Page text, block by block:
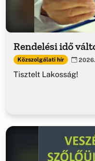
Rendelési idő
Közszolgálati hír
Tisztelt Lakosság!